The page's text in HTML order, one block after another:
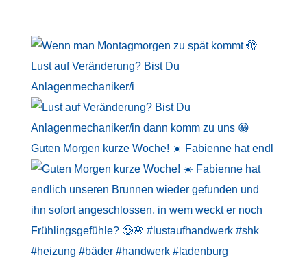
Lust auf Veränderung? Bist Du
Anlagenmechaniker/i
Guten Morgen kurze Woche! ☀️ Fabienne hat endl